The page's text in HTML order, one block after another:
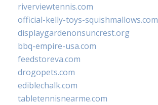
riverviewtennis.com
official-kelly-toys-squishmallows.com
displaygardenonsuncrest.org
bbq-empire-usa.com
feedstoreva.com
drogopets.com
ediblechalk.com
tabletennisnearme.com